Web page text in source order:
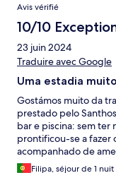
Avis vérifié
10/10
23 juin 2024
Traduire avec Google
Uma estadia
Gostámos muito da
prestado pelo
bar e piscina: sem ter
prontificou-se a fazer
acompanhado de
de tarde quente junto
Filipa, séjour de 1 nuit